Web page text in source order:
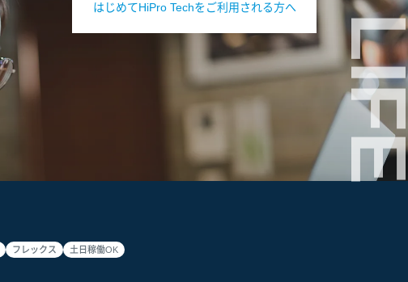
はじめてHiPro Techをご利用される方へ
フレックス 土日稼働OK